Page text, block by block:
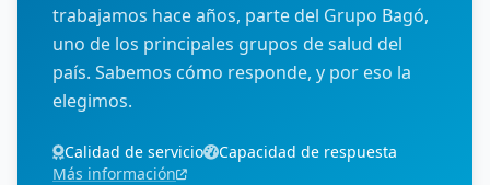
trabajamos hace años, parte del Grupo Bagó,
uno de los principales grupos de salud del
país. Sabemos cómo responde, y por eso la
elegimos.
Calidad de servicio
Capacidad de respuesta
Más información